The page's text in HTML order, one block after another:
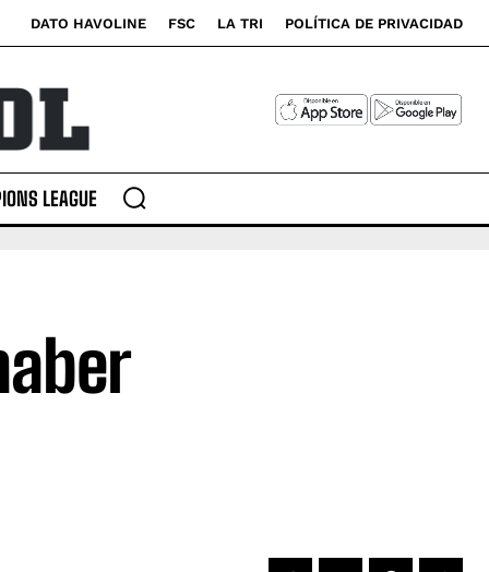
DATO HAVOLINE FSC LA TRI POLÍTICA DE PRIVACIDAD
LEAGUE